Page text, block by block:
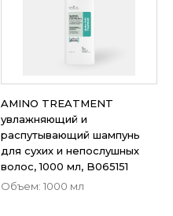
AMINO TREATMENT
увлажняющий и
распутывающий шампунь
для сухих и непослушных
волос, 1000 мл, B065151
Объем: 1000 мл